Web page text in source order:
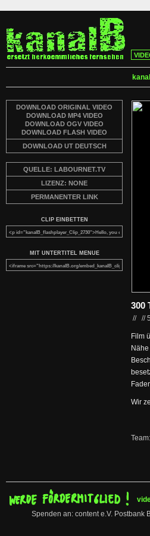
DOWNLOAD ORIGINAL VIDEO
DOWNLOAD MP4 VIDEO
DOWNLOAD OGV VIDEO
DOWNLOAD FLASH VIDEO
DOWNLOAD UT DEUTSCH
QUELLE: LABOURNET.TV
LIZENZ: NONE
PERMANENTER LINK
CLIP EINBETTEN
MIT UNTERTITEL MENUE
300
// //
Film
Wir
Team:
Spenden an: content e.V. Postbank